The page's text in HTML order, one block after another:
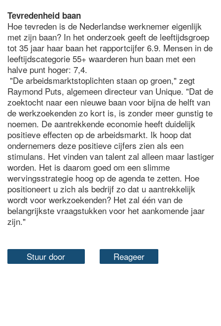
Tevredenheid baan
Hoe tevreden is de Nederlandse werknemer eigenlijk
met zijn baan? In het onderzoek geeft de leeftijdsgroep
tot 35 jaar haar baan het rapportcijfer 6.9. Mensen in de
leeftijdscategorie 55+ waarderen hun baan met een
halve punt hoger: 7,4.
"De arbeidsmarktstoplichten staan op groen," zegt
Raymond Puts, algemeen directeur van Unique. "Dat de
zoektocht naar een nieuwe baan voor bijna de helft van
de werkzoekenden zo kort is, is zonder meer gunstig te
noemen. De aantrekkende economie heeft duidelijk
positieve effecten op de arbeidsmarkt. Ik hoop dat
ondernemers deze positieve cijfers zien als een
stimulans. Het vinden van talent zal alleen maar lastiger
worden. Het is daarom goed om een slimme
wervingsstrategie hoog op de agenda te zetten. Hoe
positioneert u zich als bedrijf zo dat u aantrekkelijk
wordt voor werkzoekenden? Het zal één van de
belangrijkste vraagstukken voor het aankomende jaar
zijn."
Stuur door Reageer